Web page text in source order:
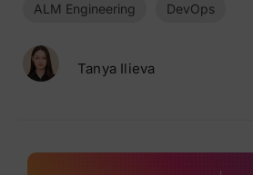
ALM Engineering DevOps
Tanya Ilieva